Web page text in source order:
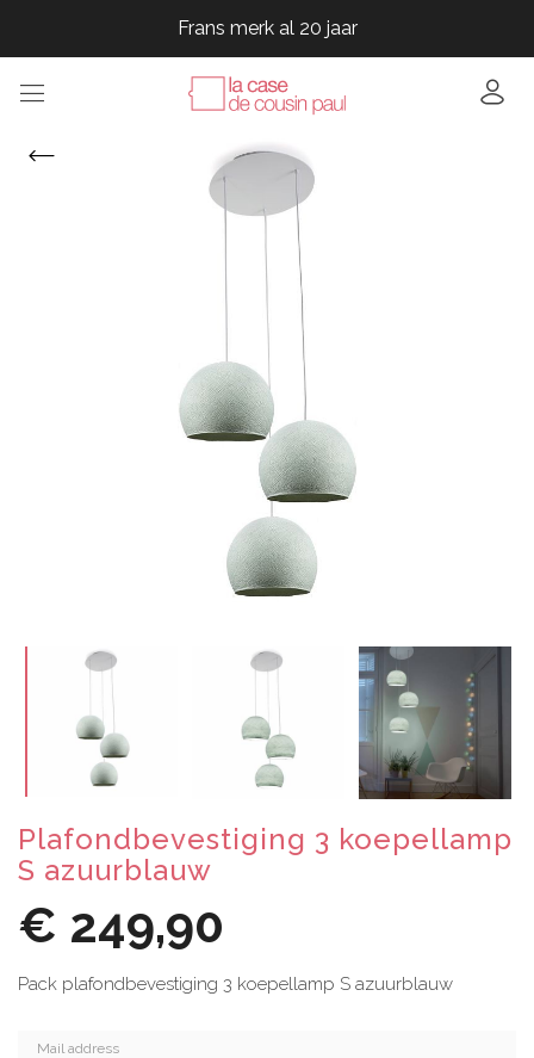
Frans merk al 20 jaar
Frans merk al 20 jaar
Frans merk al 20 jaar
Frans merk al 20 jaar
Plafondbevestiging 3 koepellamp
S azuurblauw
€ 249,90
Pack plafondbevestiging 3 koepellamp S azuurblauw